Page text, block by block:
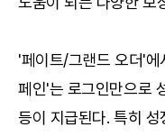
'페이트/그랜드 오더'
페인'는 로그인만으로
등이 지급된다. 특히